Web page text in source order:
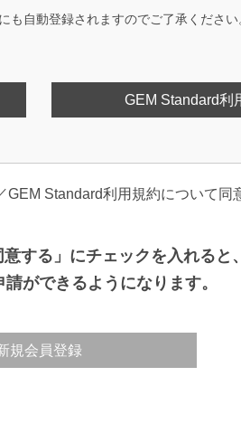
も自動登録されますのでご了承ください
GEM Standard利
GEM Standard利用規約について同
する」にチェックを入れると
請ができるようになります。
規会員登録